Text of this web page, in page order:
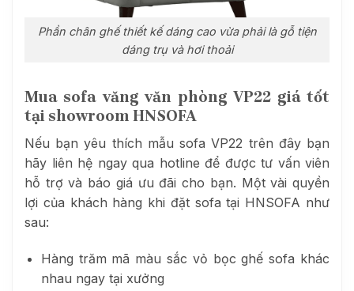
Phần chân ghế thiết kế dáng cao vừa phải là gỗ tiện
dáng trụ và hơi thoải
Mua sofa văng văn phòng VP22 giá tốt
tại showroom HNSOFA
Nếu bạn yêu thích mẫu sofa VP22 trên đây bạn
hãy liên hệ ngay qua hotline để được tư vấn viên
hỗ trợ và báo giá ưu đãi cho bạn. Một vài quyền
lợi của khách hàng khi đặt sofa tại HNSOFA như
sau:
Hàng trăm mã màu sắc vỏ bọc ghế sofa khác
nhau ngay tại xưởng